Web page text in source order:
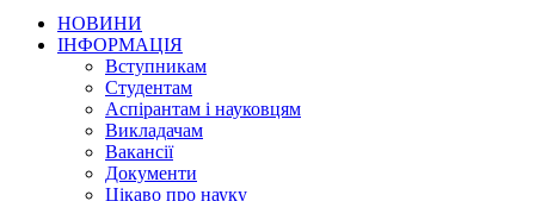
НОВИНИ
ІНФОРМАЦІЯ
Вступникам
Студентам
Аспірантам і науковцям
Викладачам
Вакансії
Документи
Цікаво про науку